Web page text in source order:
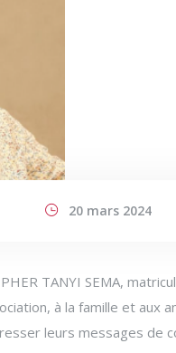
20 mars 2024
TANYI SEMA,
à la famille et aux
leurs messages de